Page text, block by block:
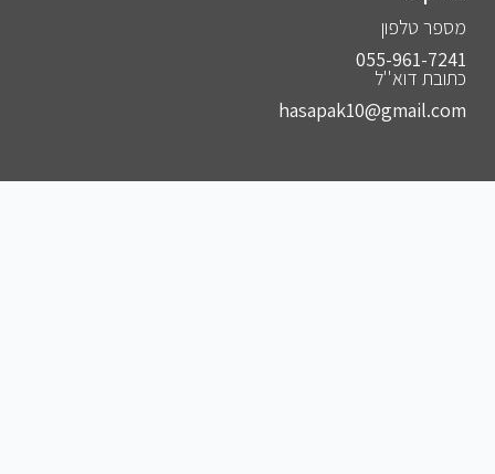
מספר טלפון
055-961-7241⁩
כתובת דוא''ל
hasapak10@gmail.com